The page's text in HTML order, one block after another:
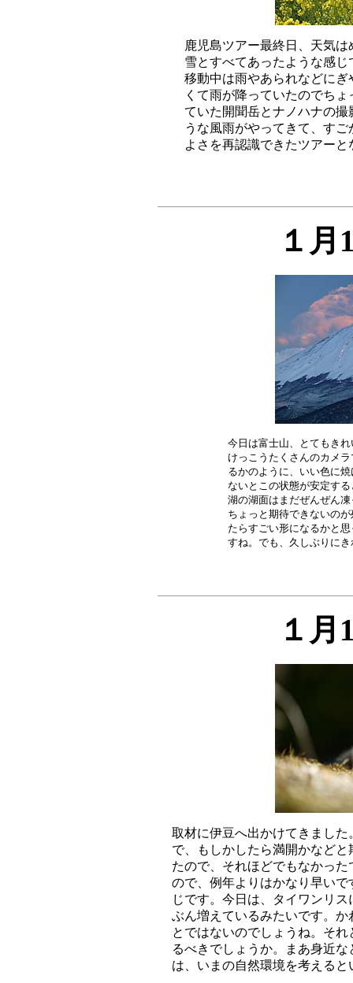
鹿児島ツアー最終日、天気
雪とすべてあったような感
移動中は雨やあられなどに
くて雨が降っていたのでち
ていた開聞岳とナノハナの
うな風雨がやってきて、す
１月
今日は富士山、とてもき
けっこうたくさんのカメ
るかのように、いい色に
ないとこの状態が安定す
湖の湖面はまだぜんぜん
ちょっと期待できないの
たらすごい形になるかと
１月
取材に伊豆へ出かけてきまし
で、もしかしたら満開かなど
たので、それほどでもなかっ
ので、例年よりはかなり早い
じです。今日は、タイワンリ
ぶん増えているみたいです。
とではないのでしょうね。そ
るべきでしょうか。まあ身近